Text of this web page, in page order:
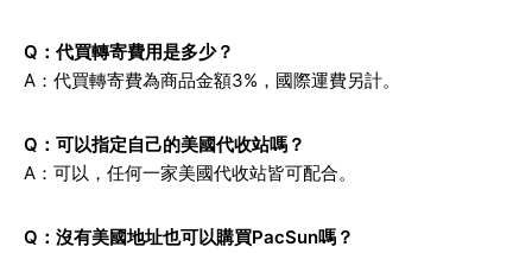
Q：代買轉寄費用是多少？
A：代買轉寄費為商品金額3%，國際運費另計。
Q：可以指定自己的美國代收站嗎？
A：可以，任何一家美國代收站皆可配合。
Q：沒有美國地址也可以購買PacSun嗎？